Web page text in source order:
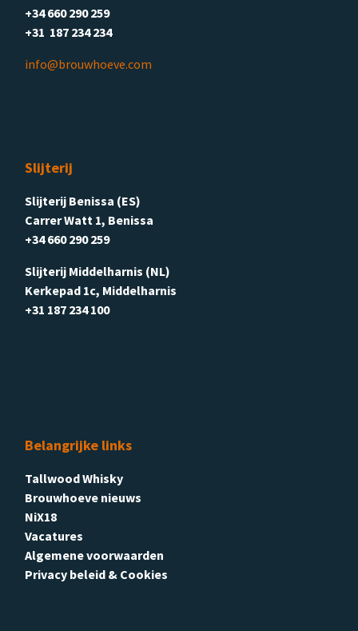
+34 660 290 259
+31 187 234 234
info@brouwhoeve.com
Slijterij
Slijterij Benissa (ES)
Carrer Watt 1, Benissa
+34 660 290 259
Slijterij Middelharnis (NL)
Kerkepad 1c, Middelharnis
+31 187 234 100
Belangrijke links
Tallwood Whisky
Brouwhoeve nieuws
NiX18
Vacatures
Algemene voorwaarden
Privacy beleid & Cookies